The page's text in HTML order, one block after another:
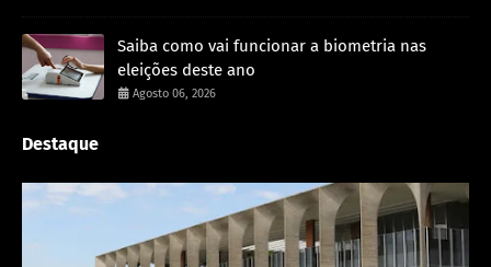
Saiba como vai funcionar a biometria nas
eleições deste ano
Agosto 06, 2026
Destaque